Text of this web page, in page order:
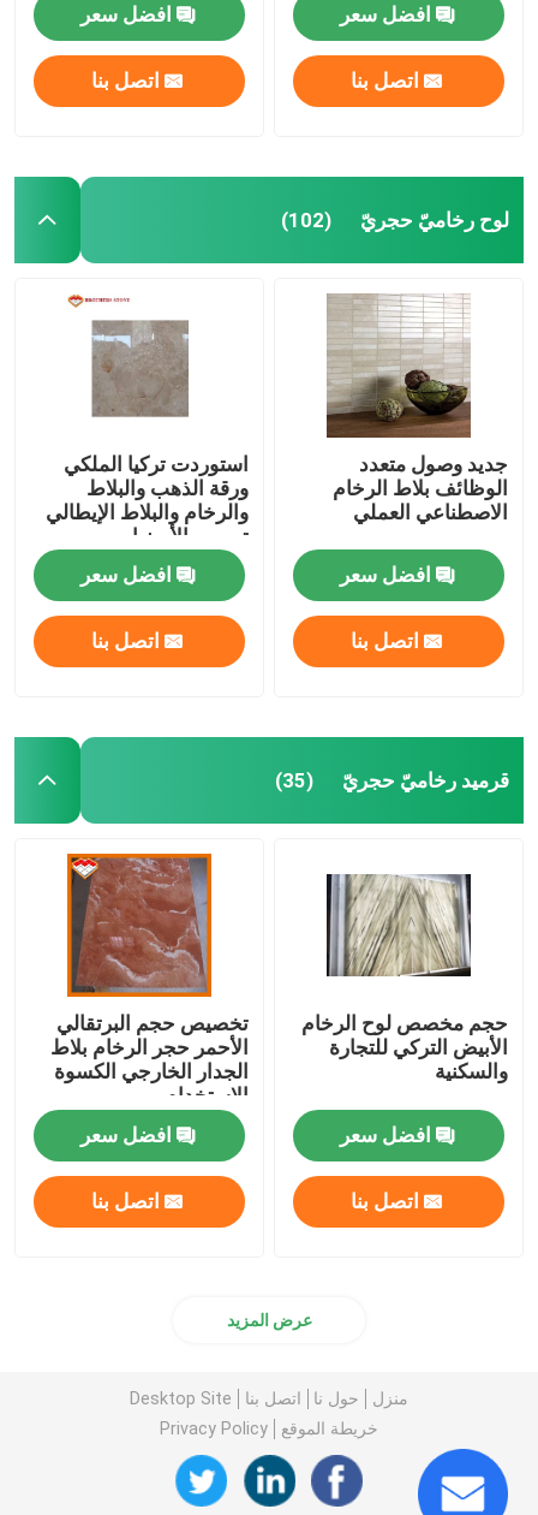
افضل سعر
اتصل بنا
افضل سعر
اتصل بنا
لوح رخاميّ حجريّ (102)
جديد وصول متعدد
الوظائف بلاط الرخام
الاصطناعي العملي
افضل سعر
اتصل بنا
استوردت تركيا الملكي
ورقة الذهب والبلاط
والرخام والبلاط الإيطالي
تصميم الأرضيات
افضل سعر
اتصل بنا
قرميد رخاميّ حجريّ (35)
حجم مخصص لوح الرخام
الأبيض التركي للتجارة
والسكنية
افضل سعر
اتصل بنا
تخصيص حجم البرتقالي
الأحمر حجر الرخام بلاط
الجدار الخارجي الكسوة
الاستخدام
افضل سعر
اتصل بنا
عرض المزيد
منزل حول نا اتصل بنا
Desktop Site
خريطة الموقع
Privacy Policy